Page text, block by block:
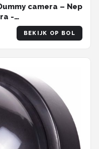
camera – Nep
-
Nepcamera -
led
HiCHiCO®
BEKIJK OP BOL